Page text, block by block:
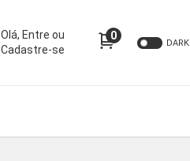
Olá, Entre ou
Cadastre-se
0
DARK